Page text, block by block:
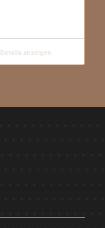
Details anzeigen